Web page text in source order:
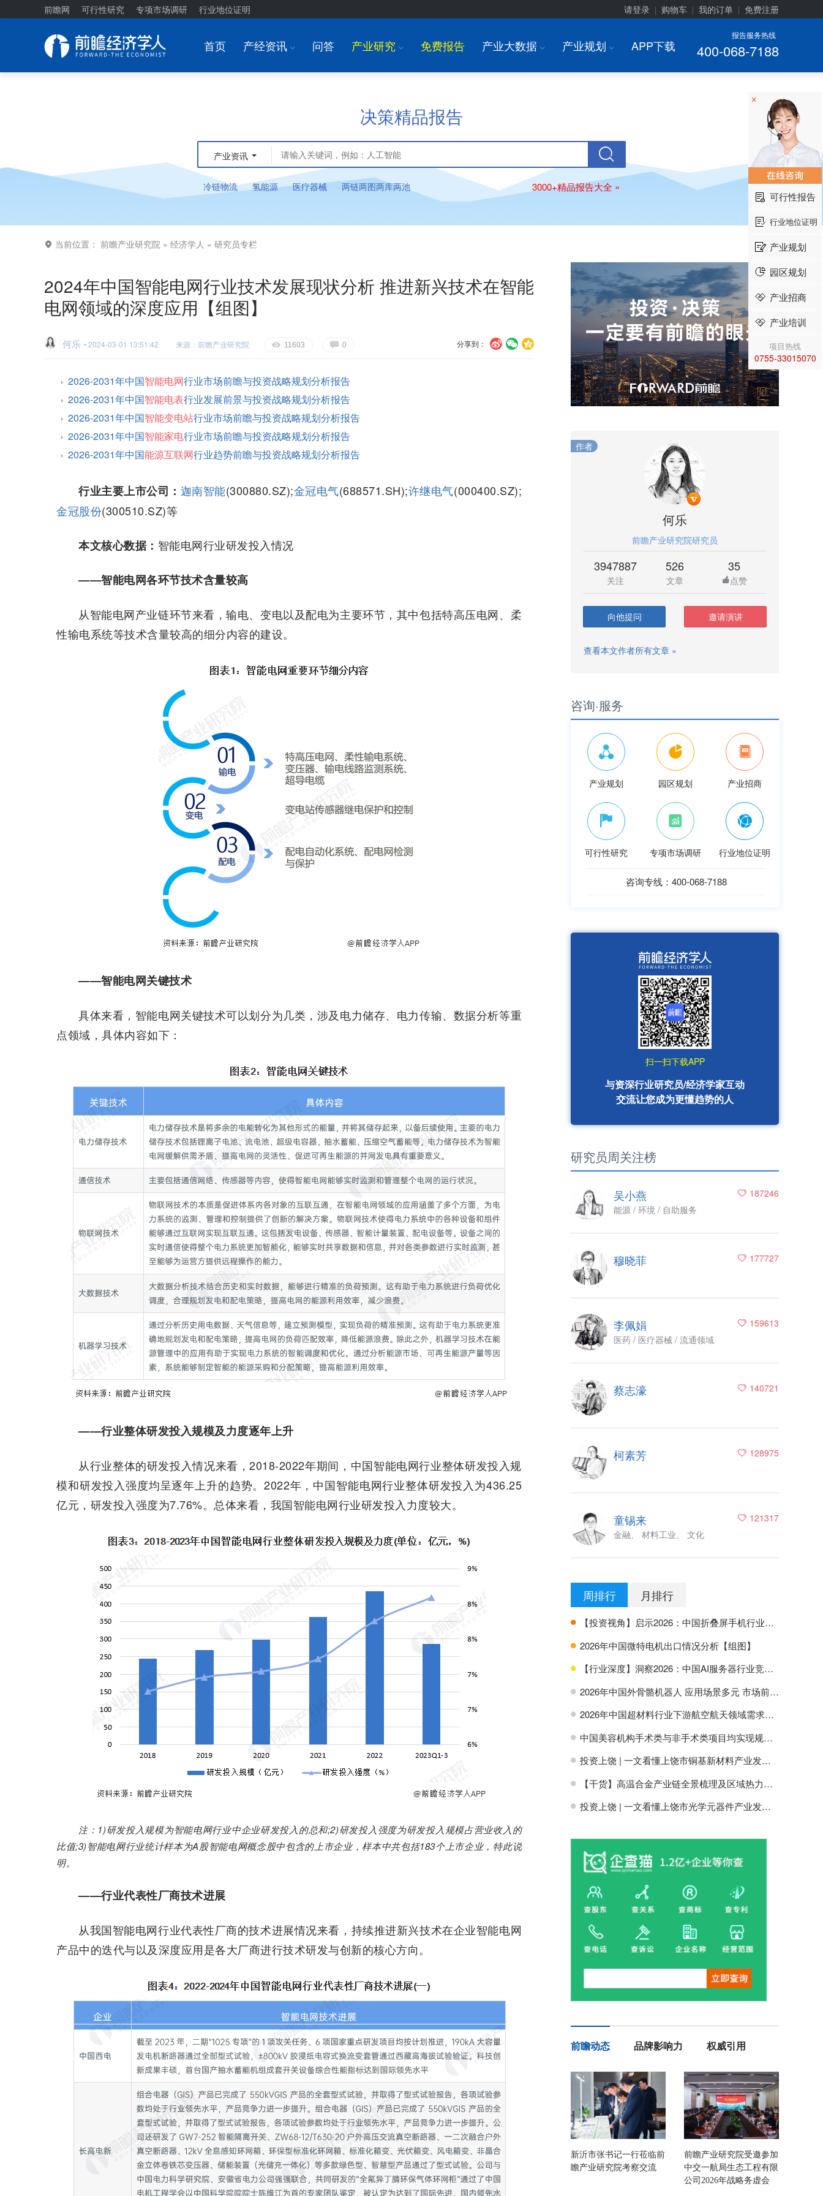
前瞻网 可行性研究 专项市场调研 行业地位证明 请登录 购物车 我的订单 免费注册
报告服务热线
400-068-7188
首页 产经资讯 I 问答 产业研究 I 免费报告 产业大数据 I 产业规划 I APP下载
决策精品报告
产业资讯
冷链物流 氢能源 医疗器械 两链两图两库两池 3000+精品报告大全 »
当前位置： 前瞻产业研究院 » 经济学人 » 研究员专栏
2024年中国智能电网行业技术发展现状分析 推进新兴技术在智能
电网领域的深度应用【组图】
U V c
分享到：
何乐 • 2024-03-01 13:51:42 来源：前瞻产业研究院 E 11603 G 0
2026-2031年中国智能电网行业市场前瞻与投资战略规划分析报告
2026-2031年中国智能电表行业发展前景与投资战略规划分析报告
2026-2031年中国智能变电站行业市场前瞻与投资战略规划分析报告
2026-2031年中国智能家电行业市场前瞻与投资战略规划分析报告
2026-2031年中国能源互联网行业趋势前瞻与投资战略规划分析报告
行业主要上市公司： 迦南智能(300880.SZ);金冠电气(688571.SH);许继电气(000400.SZ);
金冠股份(300510.SZ)等
本文核心数据： 智能电网行业研发投入情况
——智能电网各环节技术含量较高
从智能电网产业链环节来看，输电、变电以及配电为主要环节，其中包括特高压电网、柔
性输电系统等技术含量较高的细分内容的建设。
——智能电网关键技术
具体来看，智能电网关键技术可以划分为几类，涉及电力储存、电力传输、数据分析等重
点领域，具体内容如下：
——行业整体研发投入规模及力度逐年上升
从行业整体的研发投入情况来看，2018-2022年期间，中国智能电网行业整体研发投入规
模和研发投入强度均呈逐年上升的趋势。2022年，中国智能电网行业整体研发投入为436.25
亿元，研发投入强度为7.76%。总体来看，我国智能电网行业研发投入力度较大。
注：1)研发投入规模为智能电网行业中企业研发投入的总和;2)研发投入强度为研发投入规模占营业收入的
比值;3)智能电网行业统计样本为A股智能电网概念股中包含的上市企业，样本中共包括183个上市企业，特此说
明。
——行业代表性厂商技术进展
从我国智能电网行业代表性厂商的技术进展情况来看，持续推进新兴技术在企业智能电网
产品中的迭代与以及深度应用是各大厂商进行技术研发与创新的核心方向。
作者
何乐
前瞻产业研究院研究员
3947887
关注
526
文章
35
点赞
向他提问 邀请演讲
查看本文作者所有文章 »
咨询·服务
产业规划 园区规划 产业招商
可行性研究 专项市场调研 行业地位证明
咨询专线：400-068-7188
扫一扫下载APP
与资深行业研究员/经济学家互动
交流让您成为更懂趋势的人
研究员周关注榜
187246
吴小燕
能源 / 环境 / 自助服务
177727
穆晓菲
159613
李佩娟
医药 / 医疗器械 / 流通领域
140721
蔡志濠
128975
柯素芳
121317
童锡来
金融、 材料工业、 文化
周排行 月排行
H 【投资视角】启示2026：中国折叠屏手机行业投融资及兼并重组分析
H 2026年中国微特电机出口情况分析【组图】
H 【行业深度】洞察2026：中国AI服务器行业竞争格局及市场份额
H 2026年中国外骨骼机器人 应用场景多元 市场前景广阔【组图】
H 2026年中国超材料行业下游航空航天领域需求分析【组图】
H 中国美容机构手术类与非手术类项目均实现规模增长【组图】
H 投资上饶 | 一文看懂上饶市铜基新材料产业发展现状与投资机会前瞻
H 【干货】高温合金产业链全景梳理及区域热力地图
H 投资上饶 | 一文看懂上饶市光学元器件产业发展现状与投资机会前瞻
前瞻动态 品牌影响力 权威引用
新沂市张书记一行莅临前
瞻产业研究院考察交流
前瞻产业研究院受邀参加
中交一航局生态工程有限
公司2026年战略务虚会
×
可行性报告
行业地位证明
产业规划
园区规划
产业招商
产业培训
项目热线
0755-33015070